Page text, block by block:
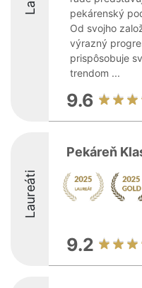
pekárenský
Od svojho
výrazný
prispôsobuje
trendom ...
9.6
Laureáti
Pekáreň
9.2